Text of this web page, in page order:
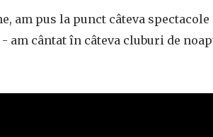
am pus la punct câteva
am cântat în câteva cluburi de